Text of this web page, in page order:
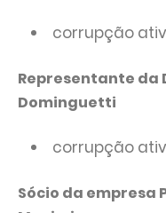
corrupção
Representante da
Dominguetti
corrupção
Sócio da empresa